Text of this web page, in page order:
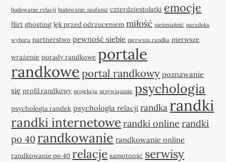
budowanie relacji budowanie zaufania czterdziestolatki emocje
flirt ghosting lęk przed odrzuceniem miłość nieśmiałość paradoks
wyboru partnerstwo pewność siebie pierwsza randka pierwsze
wrażenie porady randkowe portale
randkowe portal randkowy poznawanie
się profil randkowy projekcja przywiązanie psychologia
psychologia randek psychologia relacji randka randki
randki internetowe randki online randki
po 40 randkowanie randkowanie online
randkowanie po 40 relacje samotność serwisy